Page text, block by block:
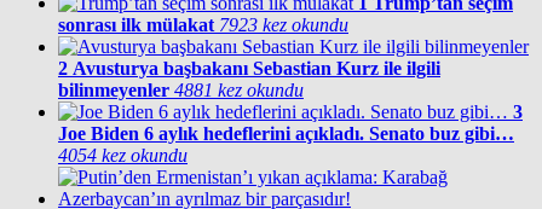
sonrası ilk mülakat 7923 kez okundu
2 Avusturya başbakanı Sebastian Kurz ile ilgili
bilinmeyenler 4881 kez okundu
3
Joe Biden 6 aylık hedeflerini açıkladı. Senato buz gibi…
4054 kez okundu